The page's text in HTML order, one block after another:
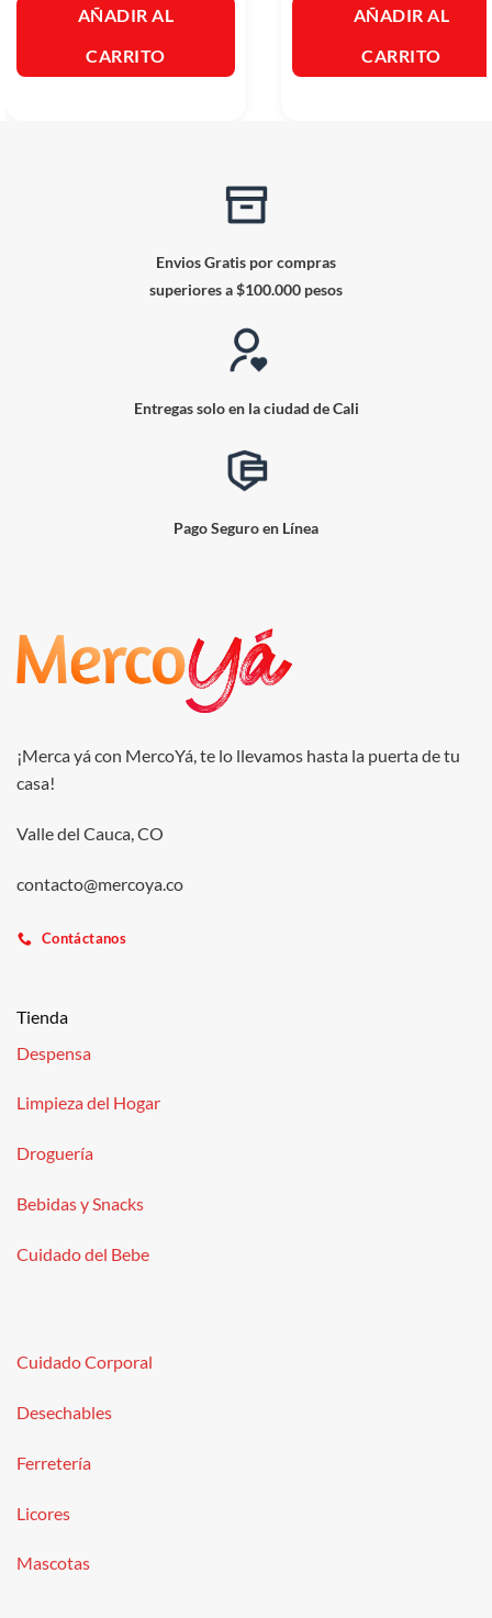
AÑADIR AL
CARRITO
AÑADIR AL
CARRITO
Envios Gratis por compras
superiores a $100.000 pesos
Entregas solo en la ciudad de Cali
Pago Seguro en Línea
¡Merca yá con MercoYá, te lo llevamos hasta la puerta de tu
casa!
Valle del Cauca, CO
contacto@mercoya.co
Contáctanos
Tienda
Despensa
Limpieza del Hogar
Droguería
Bebidas y Snacks
Cuidado del Bebe
Cuidado Corporal
Desechables
Ferretería
Licores
Mascotas